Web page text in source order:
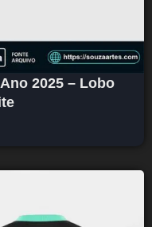
2025 – Lobo